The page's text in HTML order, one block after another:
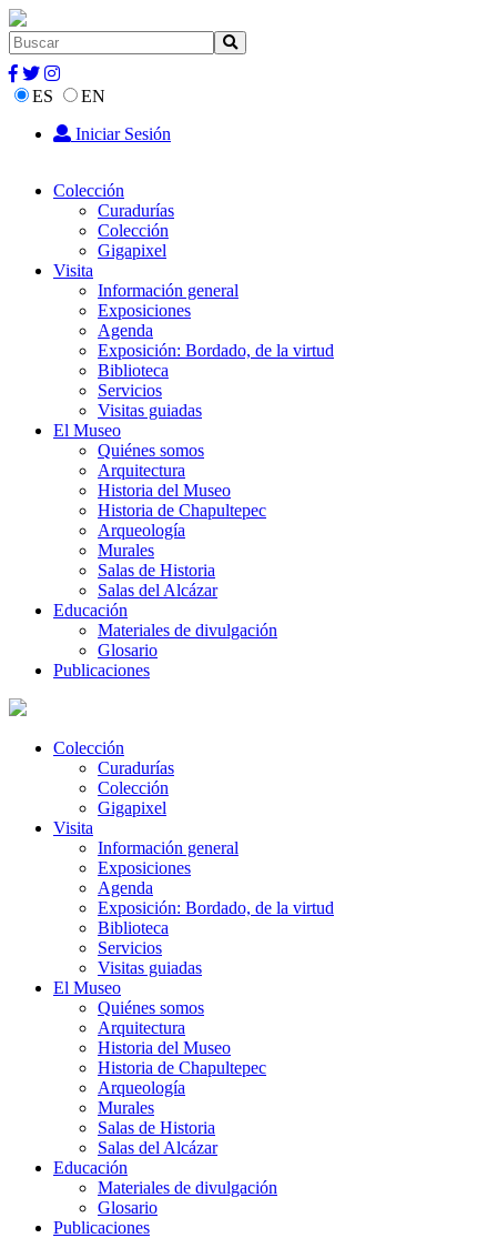
ES
EN
Iniciar Sesión
Colección
Curadurías
Colección
Gigapixel
Visita
Información general
Exposiciones
Agenda
Exposición: Bordado, de la virtud
Biblioteca
Servicios
Visitas guiadas
El Museo
Quiénes somos
Arquitectura
Historia del Museo
Historia de Chapultepec
Arqueología
Murales
Salas de Historia
Salas del Alcázar
Educación
Materiales de divulgación
Glosario
Publicaciones
Colección
Curadurías
Colección
Gigapixel
Visita
Información general
Exposiciones
Agenda
Exposición: Bordado, de la virtud
Biblioteca
Servicios
Visitas guiadas
El Museo
Quiénes somos
Arquitectura
Historia del Museo
Historia de Chapultepec
Arqueología
Murales
Salas de Historia
Salas del Alcázar
Educación
Materiales de divulgación
Glosario
Publicaciones